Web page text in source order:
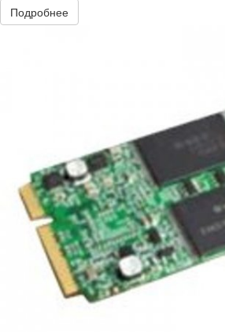
Подробнее